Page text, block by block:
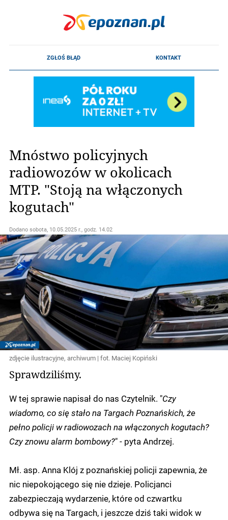
Mnóstwo policyjnych
radiowozów w okolicach
MTP. "Stoją na włączonych
kogutach"
Dodano sobota, 10.05.2025 r., godz. 14.02
zdjęcie ilustracyjne, archiwum | fot. Maciej Kopiński
Sprawdziliśmy.
W tej sprawie napisał do nas Czytelnik. "Czy
wiadomo, co się stało na Targach Poznańskich, że
pełno policji w radiowozach na włączonych kogutach?
Czy znowu alarm bombowy?" - pyta Andrzej.
Mł. asp. Anna Klój z poznańskiej policji zapewnia, że
nic niepokojącego się nie dzieje. Policjanci
zabezpieczają wydarzenie, które od czwartku
odbywa się na Targach, i jeszcze dziś taki widok w